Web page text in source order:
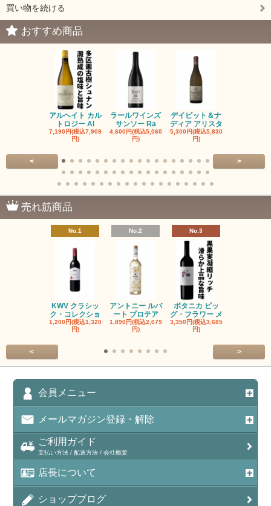
買い物を続ける
おすすめ商品
アルヘイト カル
トロジー Al
7,190円(税込7,909
円)
ラールワインズ
サンソー Ra
4,600円(税込5,060
円)
デイビット＆ナ
ディア アリスタ
5,300円(税込5,830
円)
< >
売れ筋商品
No.1
KWV クラシッ
ク・コレクショ
1,200円(税込1,320
円)
No.2
アントニー ルパ
ート プロテア
1,890円(税込2,079
円)
No.3
ボタニカ ビッ
グ・フラワー メ
3,350円(税込3,685
円)
< >
会員メニュー
メールマガジン登録・解除
ご利用ガイド
支払い方法 / 配送方法 / 会社概要
店長について
ショップブログ